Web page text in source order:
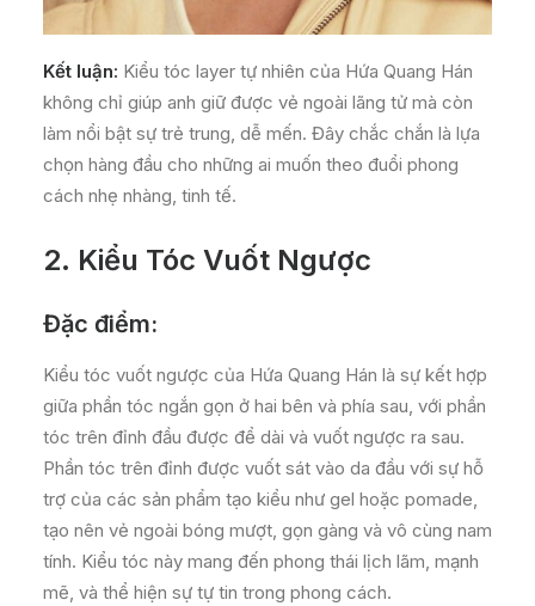
Kết luận: Kiểu tóc layer tự nhiên của Hứa Quang Hán
không chỉ giúp anh giữ được vẻ ngoài lãng tử mà còn
làm nổi bật sự trẻ trung, dễ mến. Đây chắc chắn là lựa
chọn hàng đầu cho những ai muốn theo đuổi phong
cách nhẹ nhàng, tinh tế.
2. Kiểu Tóc Vuốt Ngược
Đặc điểm:
Kiểu tóc vuốt ngược của Hứa Quang Hán là sự kết hợp
giữa phần tóc ngắn gọn ở hai bên và phía sau, với phần
tóc trên đỉnh đầu được để dài và vuốt ngược ra sau.
Phần tóc trên đỉnh được vuốt sát vào da đầu với sự hỗ
trợ của các sản phẩm tạo kiểu như gel hoặc pomade,
tạo nên vẻ ngoài bóng mượt, gọn gàng và vô cùng nam
tính. Kiểu tóc này mang đến phong thái lịch lãm, mạnh
mẽ, và thể hiện sự tự tin trong phong cách.